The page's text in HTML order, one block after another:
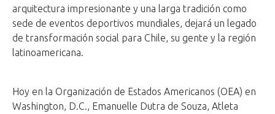
arquitectura impresionante y una larga tradición como
sede de eventos deportivos mundiales, dejará un legado
de transformación social para Chile, su gente y la región
latinoamericana.
Hoy en la Organización de Estados Americanos (OEA) en
Washington, D.C., Emanuelle Dutra de Souza, Atleta